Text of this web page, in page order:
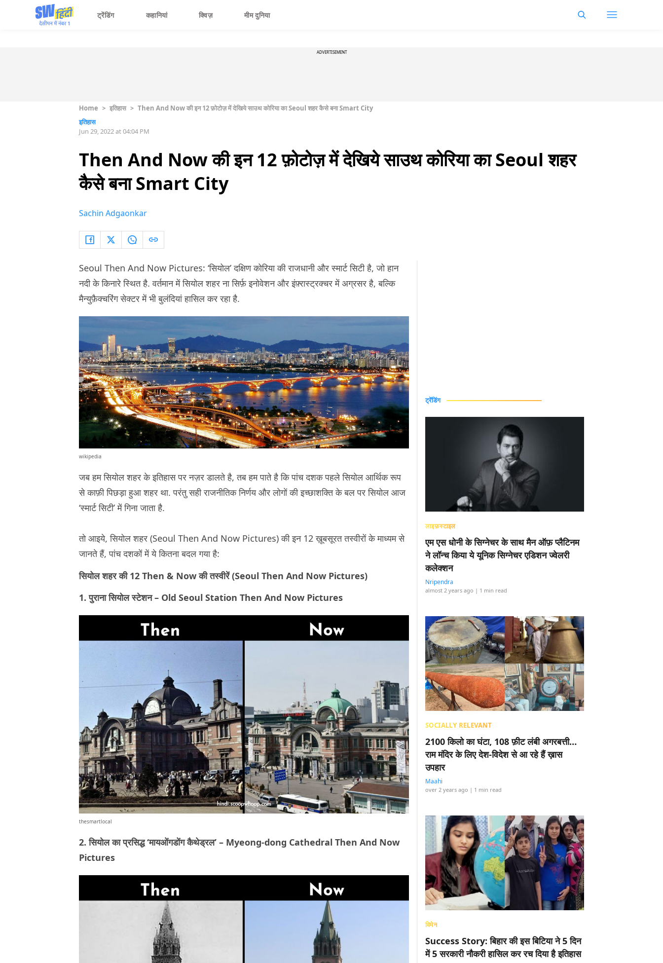
ट्रेंडिंग कहानियां क्विज़ मीम दुनिया
ADVERTISEMENT
Home > इतिहास > Then And Now की इन 12 फ़ोटोज़ में देखिये साउथ कोरिया का Seoul शहर कैसे बना Smart City
इतिहास
Jun 29, 2022 at 04:04 PM
Then And Now की इन 12 फ़ोटोज़ में देखिये साउथ कोरिया का Seoul शहर
कैसे बना Smart City
Sachin Adgaonkar
Seoul Then And Now Pictures: ‘सियोल’ दक्षिण कोरिया की राजधानी और स्मार्ट सिटी है, जो हान
नदी के किनारे स्थित है. वर्तमान में सियोल शहर ना सिर्फ़ इनोवेशन और इंफ़्रास्ट्रक्चर में अग्रसर है, बल्कि
मैन्युफ़ैक्चरिंग सेक्टर में भी बुलंदियां हासिल कर रहा है.
wikipedia
जब हम सियोल शहर के इतिहास पर नज़र डालते है, तब हम पाते है कि पांच दशक पहले सियोल आर्थिक रूप
से काफ़ी पिछड़ा हुआ शहर था. परंतु सही राजनीतिक निर्णय और लोगों की इच्छाशक्ति के बल पर सियोल आज
‘स्मार्ट सिटी’ में गिना जाता है.
तो आइये, सियोल शहर (Seoul Then And Now Pictures) की इन 12 ख़ूबसूरत तस्वीरों के माध्यम से
जानते हैं, पांच दशकों में ये कितना बदल गया है:
सियोल शहर की 12 Then & Now की तस्वीरें (Seoul Then And Now Pictures)
1. पुराना सियोल स्टेशन – Old Seoul Station Then And Now Pictures
thesmartlocal
2. सियोल का प्रसिद्ध ‘मायओंगडोंग कैथेड्रल’ – Myeong-dong Cathedral Then And Now
Pictures
ट्रेंडिंग
लाइफ़स्टाइल
एम एस धोनी के सिग्नेचर के साथ मैन ऑफ़ प्लैटिनम
ने लॉन्च किया ये यूनिक सिग्नेचर एडिशन ज्वेलरी
कलेक्शन
Nripendra
almost 2 years ago | 1 min read
SOCIALLY RELEVANT
2100 किलो का घंटा, 108 फ़ीट लंबी अगरबत्ती…
राम मंदिर के लिए देश-विदेश से आ रहे हैं ख़ास
उपहार
Maahi
over 2 years ago | 1 min read
विमेन
Success Story: बिहार की इस बिटिया ने 5 दिन
में 5 सरकारी नौकरी हासिल कर रच दिया है इतिहास